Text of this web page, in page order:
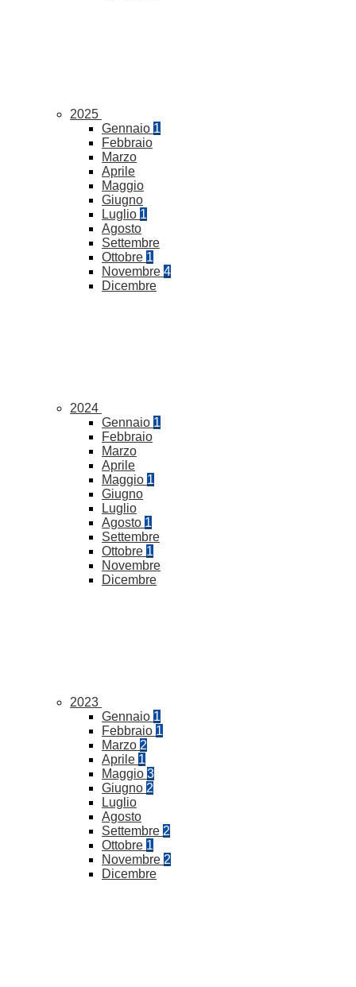
2025
Gennaio 1
Febbraio
Marzo
Aprile
Maggio
Giugno
Luglio 1
Agosto
Settembre
Ottobre 1
Novembre 4
Dicembre
2024
Gennaio 1
Febbraio
Marzo
Aprile
Maggio 1
Giugno
Luglio
Agosto 1
Settembre
Ottobre 1
Novembre
Dicembre
2023
Gennaio 1
Febbraio 1
Marzo 2
Aprile 1
Maggio 3
Giugno 2
Luglio
Agosto
Settembre 2
Ottobre 1
Novembre 2
Dicembre